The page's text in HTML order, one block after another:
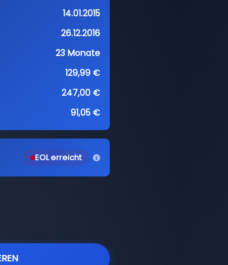
14.01.2015
26.12.2016
23 Monate
129,99 €
247,00 €
91,05 €
EOL erreicht